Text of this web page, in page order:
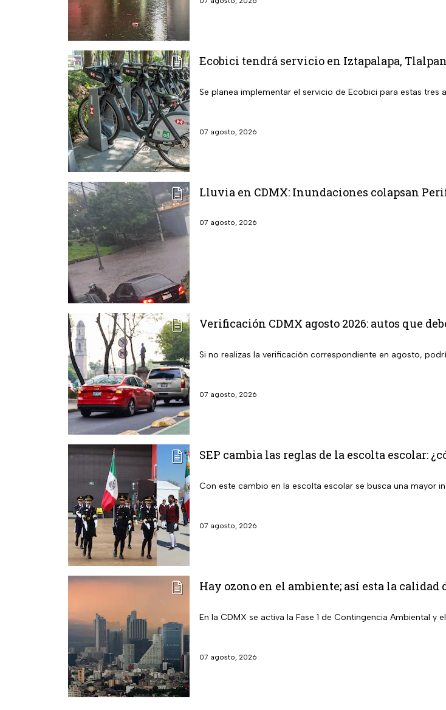
Ecobici tendrá servicio en Iztapalapa,
Se planea implementar el servicio de Ecobici para estas tres
07 agosto, 2026
Lluvia en CDMX: Inundaciones colapsan
07 agosto, 2026
Verificación CDMX agosto 2026: autos que
Si no realizas la verificación correspondiente en agosto,
07 agosto, 2026
SEP cambia las reglas de la escolta escolar:
Con este cambio en la escolta escolar se busca una mayor
07 agosto, 2026
Hay ozono en el ambiente; así esta la calidad
En la CDMX se activa la Fase 1 de Contingencia Ambiental
07 agosto, 2026